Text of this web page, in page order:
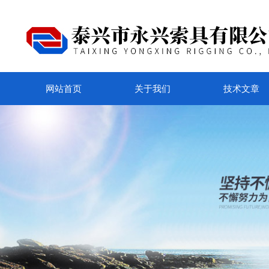
网站首页 关于我们 技术文章